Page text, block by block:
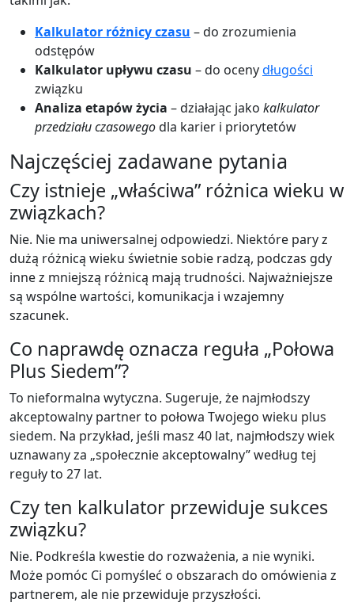
Kalkulator różnicy czasu – do zrozumienia
odstępów
Kalkulator upływu czasu – do ocenydługości
związku
Analiza etapów życia – działając jako kalkulator
przedziału czasowegodla karier i priorytetów
Najczęściej zadawane pytania
Czy istnieje „właściwa” różnica wieku w
związkach?
Nie. Nie ma uniwersalnej odpowiedzi. Niektóre pary z
dużą różnicą wieku świetnie sobie radzą, podczas gdy
inne z mniejszą różnicą mają trudności. Najważniejsze
są wspólne wartości, komunikacja i wzajemny
szacunek.
Co naprawdę oznacza reguła „Połowa
Plus Siedem”?
To nieformalna wytyczna. Sugeruje, że najmłodszy
akceptowalny partner to połowa Twojego wieku plus
siedem. Na przykład, jeśli masz 40 lat, najmłodszy wiek
uznawany za „społecznie akceptowalny” według tej
reguły to 27 lat.
Czy ten kalkulator przewiduje sukces
związku?
Nie. Podkreśla kwestie do rozważenia, a nie wyniki.
Może pomóc Ci pomyśleć o obszarach do omówienia z
partnerem, ale nie przewiduje przyszłości.